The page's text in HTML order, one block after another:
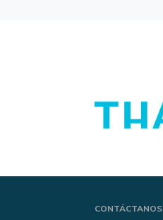
CONTÁCTANOS